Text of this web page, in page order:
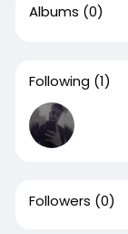
Albums (0)
Following (1)
Followers (0)